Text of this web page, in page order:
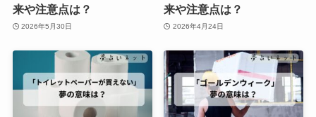
来や注意点は？
2026年5月30日
来や注意点は？
2026年4月24日